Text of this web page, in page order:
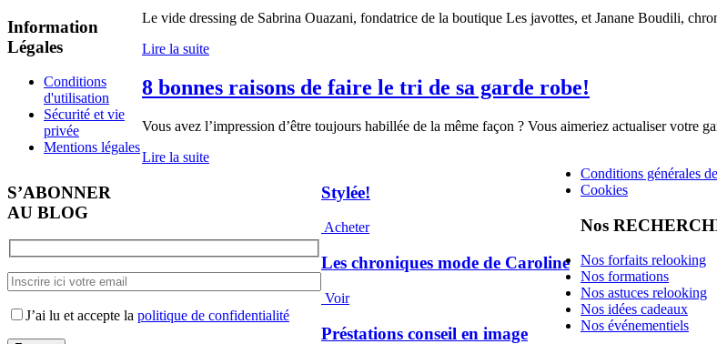
Le vide dressing de Sabrina Ouazani, fondatrice de la boutique Les javottes, et Janane Boudili,
Lire la suite
8 bonnes raisons de faire le tri de sa garde robe!
Vous avez l’impression d’être toujours habillée de la même façon ? Vous aimeriez actualiser votre
Lire la suite
S’ABONNER
AU BLOG
J’ai lu et accepte la politique de confidentialité
Stylée!
Acheter
Les chroniques mode de Caroline
Voir
Préstations conseil en image
Information
Légales
Conditions
d'utilisation
Sécurité et vie
privée
Mentions légales
Conditions générales
Cookies
Nos
Nos forfaits relooking
Nos formations
Nos astuces relooking
Nos idées cadeaux
Nos événementiels